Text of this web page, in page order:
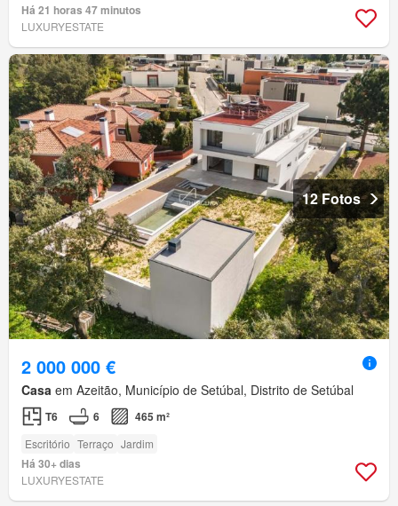
Há 21 horas 47 minutos
LUXURYESTATE
12 Fotos
2 000 000 €
Casa em Azeitão, Município de Setúbal, Distrito de Setúbal
T6 6 465 m²
Escritório Terraço Jardim
Há 30+ dias
LUXURYESTATE